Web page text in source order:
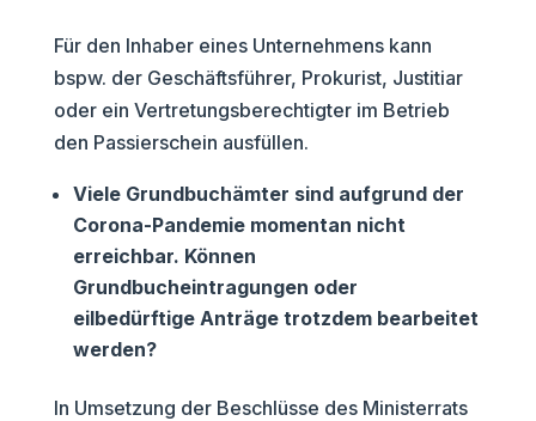
Für den Inhaber eines Unternehmens kann
bspw. der Geschäftsführer, Prokurist, Justitiar
oder ein Vertretungsberechtigter im Betrieb
den Passierschein ausfüllen.
Viele Grundbuchämter sind aufgrund der
Corona-Pandemie momentan nicht
erreichbar. Können
Grundbucheintragungen oder
eilbedürftige Anträge trotzdem bearbeitet
werden?
In Umsetzung der Beschlüsse des Ministerrats